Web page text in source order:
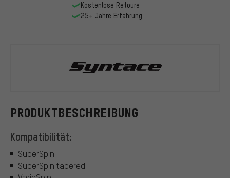
PRODUKTBESCHREIBUNG
Kompatibilität:
SuperSpin
SuperSpin tapered
Kostenlose Retoure
25+ Jahre Erfahrung